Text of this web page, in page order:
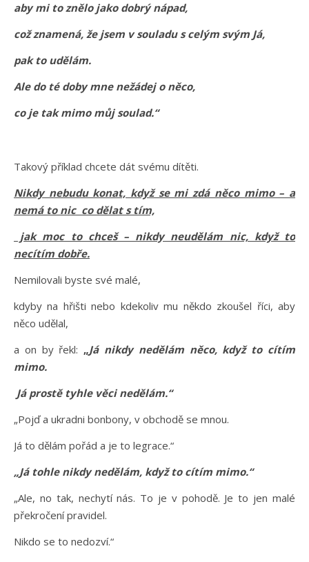
aby mi to znělo jako dobrý nápad,
což znamená, že jsem v souladu s celým svým Já,
pak to udělám.
Ale do té doby mne nežádej o něco,
co je tak mimo můj soulad.“
Takový příklad chcete dát svému dítěti.
Nikdy nebudu konat, když se mi zdá něco mimo – a
nemá to nic co dělat s tím,
jak moc to chceš – nikdy neudělám nic, když to
necítím dobře.
Nemilovali byste své malé,
kdyby na hřišti nebo kdekoliv mu někdo zkoušel říci, aby
něco udělal,
a on by řekl: „Já nikdy nedělám něco, když to cítím
mimo.
Já prostě tyhle věci nedělám.“
„Pojď a ukradni bonbony, v obchodě se mnou.
Já to dělám pořád a je to legrace.“
„Já tohle nikdy nedělám, když to cítím mimo.“
„Ale, no tak, nechytí nás. To je v pohodě. Je to jen malé
překročení pravidel.
Nikdo se to nedozví.“